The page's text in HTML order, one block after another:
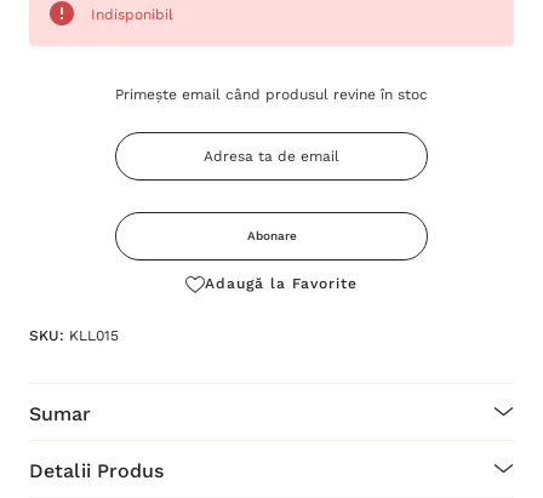
Indisponibil
Primește email când produsul revine în stoc
Abonare
Adaugă la Favorite
SKU: KLL015
Sumar
Detalii Produs